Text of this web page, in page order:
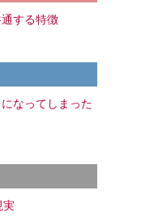
する特徴
なってしまった
実